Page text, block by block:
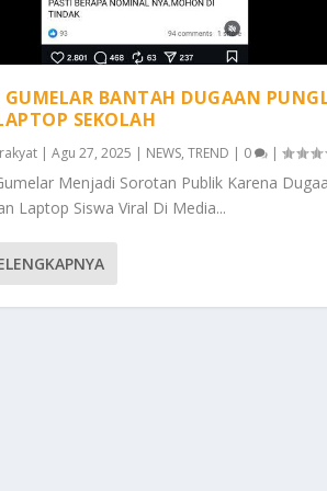
GUMELAR BANTAH DUGAAN
SEKOLAH
|Agu 27, 2025 | NEWS,TREND | 0 |
Menjadi Sorotan Publik Karena
Laptop Siswa Viral Di Media...